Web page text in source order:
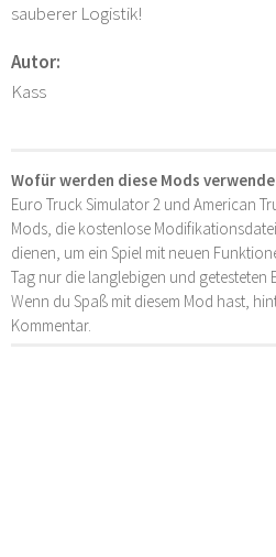
sauberer Logistik!
Autor:
Kass
Wofür werden diese Mods
Euro Truck Simulator 2 und American
Mods, die kostenlose
dienen, um ein Spiel mit neuen
Tag nur die langlebigen und getesteten
Wenn du Spaß mit diesem Mod hast,
Kommentar.